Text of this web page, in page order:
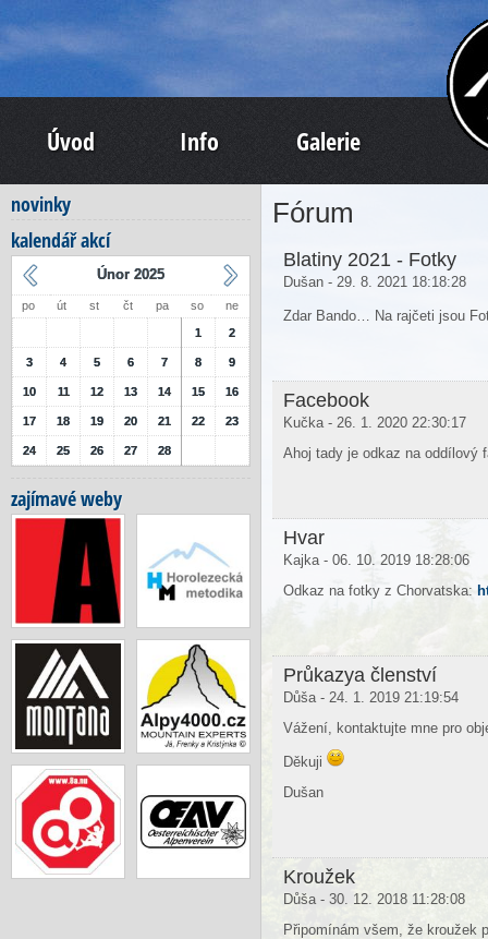
Úvod Info Galerie
novinky
kalendář akcí
Únor 2025
po út st čt pa so ne
1 2
3 4 5 6 7 8 9
10 11 12 13 14 15 16
17 18 19 20 21 22 23
24 25 26 27 28
zajímavé weby
Fórum
Blatiny 2021 - Fotky
Dušan - 29. 8. 2021 18:18:28
Zdar Bando… Na rajčeti jsou
Facebook
Kučka - 26. 1. 2020 22:30:17
Ahoj tady je odkaz na oddílový
Hvar
Kajka - 06. 10. 2019 18:28:06
Odkaz na fotky z Chorvatska:
Průkazya členství
Důša - 24. 1. 2019 21:19:54
Vážení, kontaktujte mne pro
Děkuji
Dušan
Kroužek
Důša - 30. 12. 2018 11:28:08
Připomínám všem, že kroužek